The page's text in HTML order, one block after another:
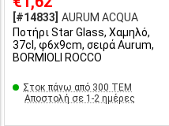
[#14833] AURUM ACQUA
Ποτήρι Star Glass, Χαμηλό,
37cl, φ6x9cm, σειρά Aurum,
BORMIOLI ROCCO
Στοκ πάνω από 300 ΤΕΜ
Αποστολή σε 1-2 ημέρες